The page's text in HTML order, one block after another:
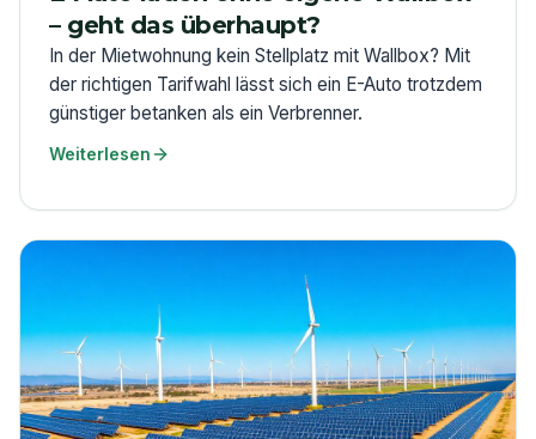
– geht das überhaupt?
In der Mietwohnung kein Stellplatz mit Wallbox? Mit
der richtigen Tarifwahl lässt sich ein E-Auto trotzdem
günstiger betanken als ein Verbrenner.
Weiterlesen